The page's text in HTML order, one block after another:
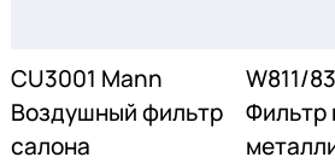
CU3001 Mann
Воздушный фильтр
салона
W811/
Фильтр